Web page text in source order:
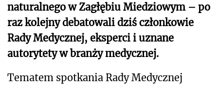
naturalnego w Zagłębiu Miedziowym – po
raz kolejny debatowali dziś członkowie
Rady Medycznej, eksperci i uznane
autorytety w branży medycznej.
Tematem spotkania Rady Medycznej